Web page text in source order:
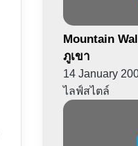
Mountain
ภูเขา
14 January
ไลฟ์สไตล์